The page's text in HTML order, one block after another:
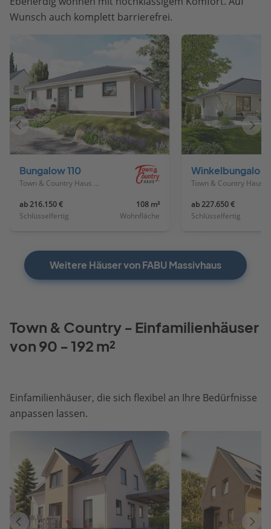
Wunsch auch komplett barrierefrei.
Bungalow 110
Town & Country Haus Deutschland
ab 216.150 €
Schlüsselfertig
108 m²
Wohnfläche
ab 227.650 €
Schlüsselfertig
Vorheriges
Haus
Weitere Häuser von FABU Massivhaus
Town & Country - Einfamilienhäuser
von 90 - 192 m²
Einfamilienhäuser, die sich flexibel an Ihre Bedürfnisse
anpassen lassen.